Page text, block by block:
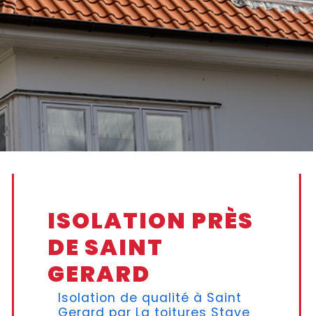
ISOLATION PRÈS
DE SAINT
GERARD
Isolation de qualité à Saint
Gerard par Lg toitures Stave